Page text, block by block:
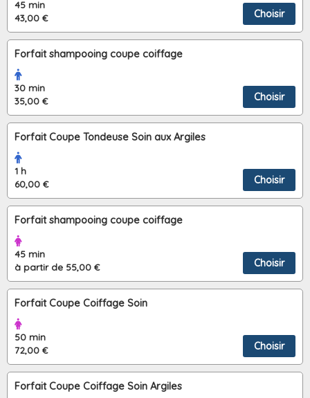
45 min
43,00 €
Choisir
Forfait shampooing coupe coiffage
30 min
35,00 €
Choisir
Forfait Coupe Tondeuse Soin aux Argiles
1 h
60,00 €
Choisir
Forfait shampooing coupe coiffage
45 min
à partir de 55,00 €
Choisir
Forfait Coupe Coiffage Soin
50 min
72,00 €
Choisir
Forfait Coupe Coiffage Soin Argiles